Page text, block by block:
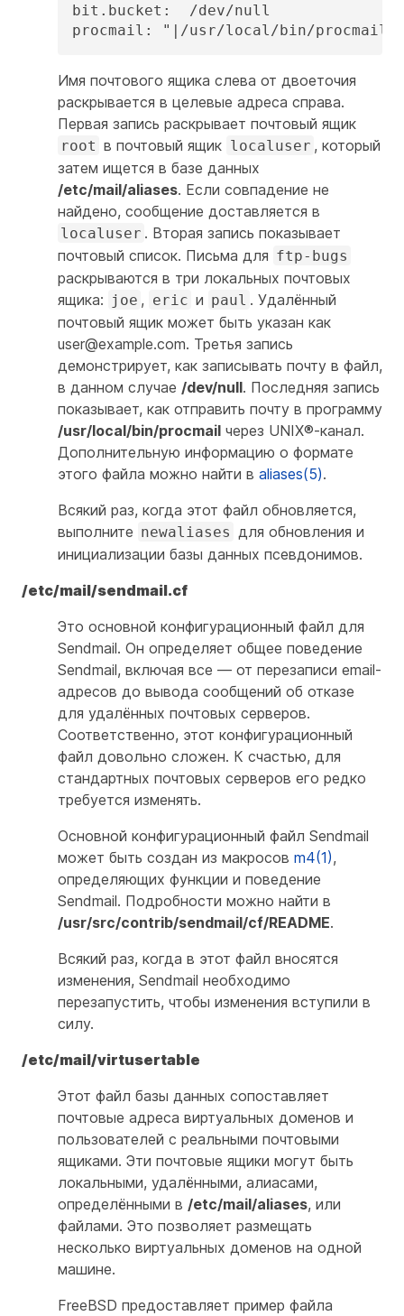
bit.bucket:  /dev/null
procmail: "|/usr/local/bin/procmail"
Имя почтового ящика слева от двоеточия
раскрывается в целевые адреса справа.
Первая запись раскрывает почтовый ящик
root в почтовый ящик localuser , который
затем ищется в базе данных
/etc/mail/aliases. Если совпадение не
найдено, сообщение доставляется в
localuser . Вторая запись показывает
почтовый список. Письма для ftp-bugs
раскрываются в три локальных почтовых
ящика: joe , eric и paul . Удалённый
почтовый ящик может быть указан как
user@example.com. Третья запись
демонстрирует, как записывать почту в файл,
в данном случае /dev/null. Последняя запись
показывает, как отправить почту в программу
/usr/local/bin/procmail через UNIX®-канал.
Дополнительную информацию о формате
этого файла можно найти в aliases(5).
Всякий раз, когда этот файл обновляется,
выполните newaliases для обновления и
инициализации базы данных псевдонимов.
/etc/mail/sendmail.cf
Это основной конфигурационный файл для
Sendmail. Он определяет общее поведение
Sendmail, включая все — от перезаписи email-
адресов до вывода сообщений об отказе
для удалённых почтовых серверов.
Соответственно, этот конфигурационный
файл довольно сложен. К счастью, для
стандартных почтовых серверов его редко
требуется изменять.
Основной конфигурационный файл Sendmail
может быть создан из макросов m4(1),
определяющих функции и поведение
Sendmail. Подробности можно найти в
/usr/src/contrib/sendmail/cf/README.
Всякий раз, когда в этот файл вносятся
изменения, Sendmail необходимо
перезапустить, чтобы изменения вступили в
силу.
/etc/mail/virtusertable
Этот файл базы данных сопоставляет
почтовые адреса виртуальных доменов и
пользователей с реальными почтовыми
ящиками. Эти почтовые ящики могут быть
локальными, удалёнными, алиасами,
определёнными в /etc/mail/aliases, или
файлами. Это позволяет размещать
несколько виртуальных доменов на одной
машине.
FreeBSD предоставляет пример файла